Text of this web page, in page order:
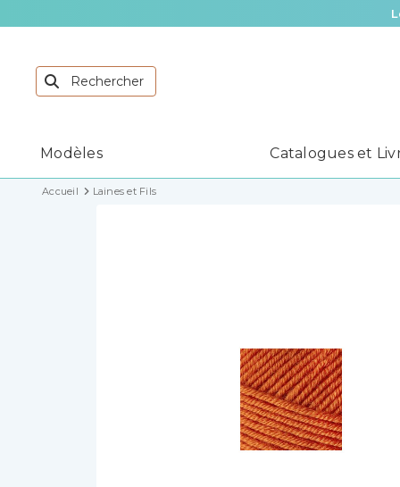
Modèles Catalogues et
Accueil Laines et Fils